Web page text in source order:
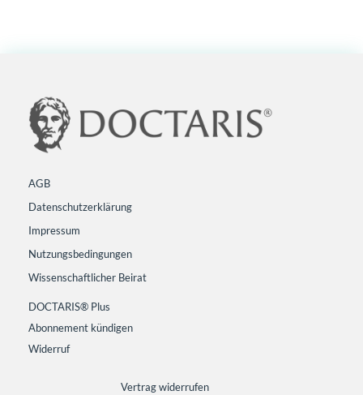
AGB
Datenschutzerklärung
Impressum
Nutzungsbedingungen
Wissenschaftlicher Beirat
DOCTARIS® Plus
Abonnement kündigen
Widerruf
Vertrag widerrufen